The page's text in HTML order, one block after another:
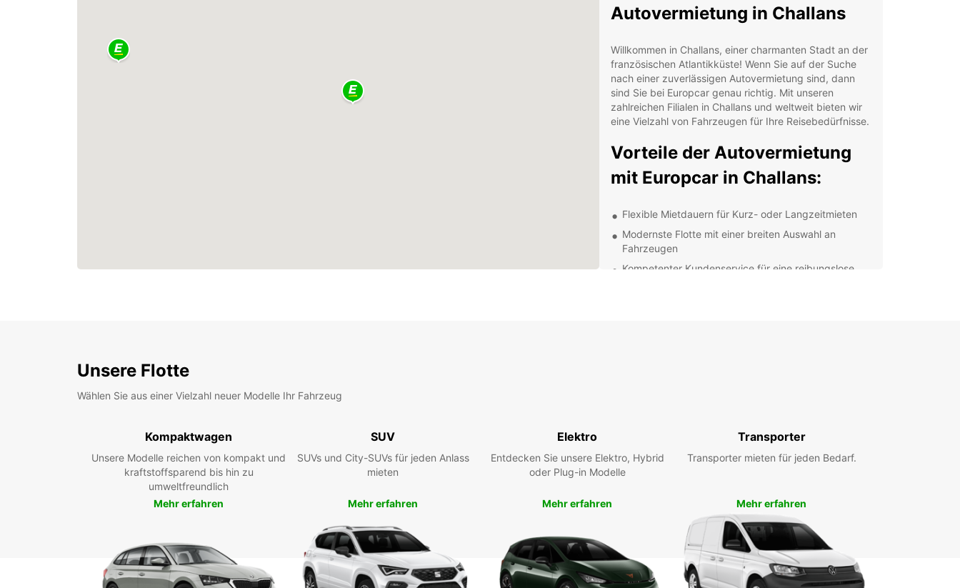
Autovermietung in Challans
Willkommen in Challans, einer charmanten Stadt an der
französischen Atlantikküste! Wenn Sie auf der Suche
nach einer zuverlässigen Autovermietung sind, dann
sind Sie bei Europcar genau richtig. Mit unseren
zahlreichen Filialen in Challans und weltweit bieten wir
eine Vielzahl von Fahrzeugen für Ihre Reisebedürfnisse.
Vorteile der Autovermietung
mit Europcar in Challans:
Flexible Mietdauern für Kurz- oder Langzeitmieten
Modernste Flotte mit einer breiten Auswahl an
Fahrzeugen
Kompetenter Kundenservice für eine reibungslose
Umgebung in Ihrem eigenen Tempo mit einem
Mietwagen von Europcar. Buchen Sie noch heute und
Unsere Flotte
Wählen Sie aus einer Vielzahl neuer Modelle Ihr Fahrzeug
Kompaktwagen
Unsere Modelle reichen von kompakt und
kraftstoffsparend bis hin zu
umweltfreundlich
Mehr erfahren
SUV
SUVs und City-SUVs für jeden Anlass
mieten
Mehr erfahren
Elektro
Entdecken Sie unsere Elektro, Hybrid
oder Plug-in Modelle
Mehr erfahren
Transporter
Transporter mieten für jeden Bedarf.
Mehr erfahren